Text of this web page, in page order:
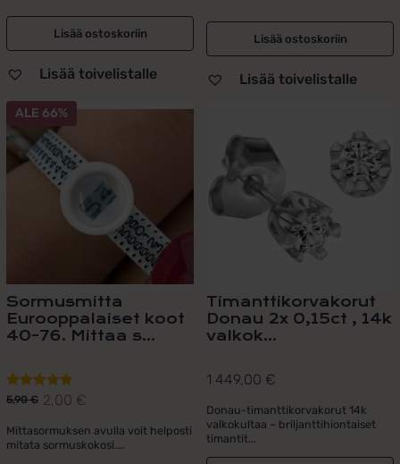
Lisää ostoskoriin
Lisää toivelistalle
Lisää ostoskoriin
Lisää toivelistalle
ALE 66%
Sormusmitta
Eurooppalaiset koot
40-76. Mittaa s...
Arvostelu
5.00/ 5
5,90€
Alkuperäinen
hinta
oli:
2,00 €
Nykyinen
hinta
on:
Mittasormuksen avulla voit helposti
mitata sormuskokosi....
Timanttikorvakorut
Donau 2x 0,15ct , 14k
valkok...
1 449,00 €
Donau-timanttikorvakorut 14k
valkokultaa – briljanttihiontaiset
timantit...